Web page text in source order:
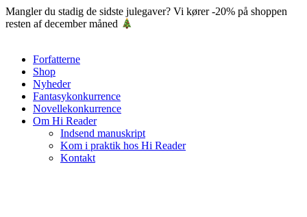
Videre
til
Mangler du stadig de sidste julegaver? Vi kører -20% på shoppen
resten af december måned
Forfatterne
Shop
Nyheder
Fantasykonkurrence
Novellekonkurrence
Om Hi Reader
Indsend manuskript
Kom i praktik hos Hi Reader
Kontakt